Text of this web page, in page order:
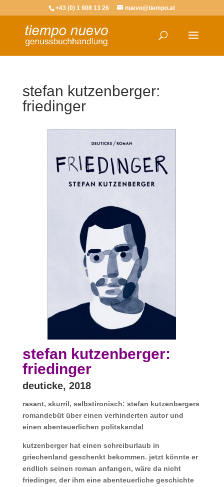
+43 (0) 1 908 13 26 nuevo@tiempo.at
stefan kutzenberger:
friedinger
stefan kutzenberger:
friedinger
deuticke, 2018
rasant, skurril, selbstironisch: stefan kutzenbergers
romandebüt über einen verhinderten autor und
einen abenteuerlichen politskandal
kutzenberger hat einen schreiburlaub in
griechenland geschenkt bekommen. jetzt könnte er
endlich seinen roman anfangen, wäre da nicht
friedinger, der ihm eine abenteuerliche geschichte